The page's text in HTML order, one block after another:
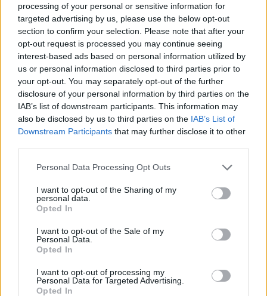
processing of your personal or sensitive information for
targeted advertising by us, please use the below opt-out
section to confirm your selection. Please note that after your
opt-out request is processed you may continue seeing
interest-based ads based on personal information utilized by
us or personal information disclosed to third parties prior to
your opt-out. You may separately opt-out of the further
disclosure of your personal information by third parties on the
IAB’s list of downstream participants. This information may
also be disclosed by us to third parties on the IAB’s List of
Downstream Participants that may further disclose it to other
Personal Data Processing Opt Outs
I want to opt-out of the Sharing of my
personal data.
Opted In
I want to opt-out of the Sale of my
Personal Data.
Opted In
I want to opt-out of processing my
Personal Data for Targeted Advertising.
Opted In
DEIXA UNA RESPOSTA
Comentari:
Deseu el meu nom, el correu electrònic i el lloc web en